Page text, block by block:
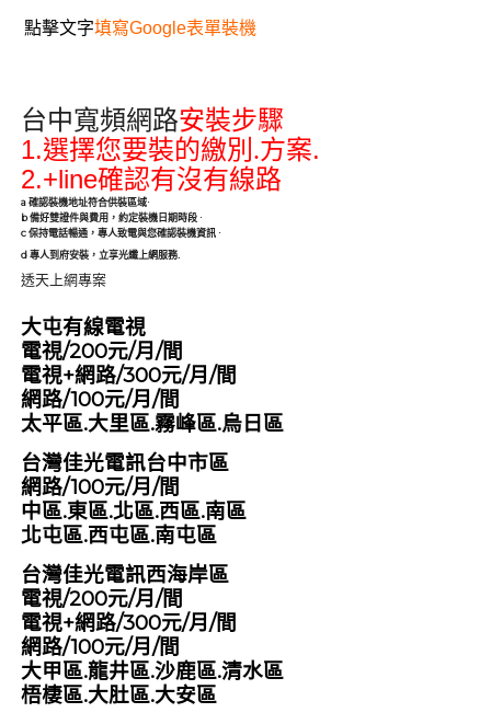
點擊文字填寫Google表單裝機
台中寬頻網路安裝步驟
1.選擇您要裝的繳別.方案.
2.+line確認有沒有線路
a 確認裝機地址符合供裝區域·
b備好雙證件與費用，約定裝機日期時段 ·
c 保持電話暢通，專人致電與您確認裝機資訊 ·
d 專人到府安裝，立享光纖上網服務.
透天上網專案
大屯有線電視
電視/200元/月/間
電視+網路/300元/月/間
網路/100元/月/間
太平區.大里區.霧峰區.烏日區
台灣佳光電訊台中市區
網路/100元/月/間
中區.東區.北區.西區.南區
北屯區.西屯區.南屯區
台灣佳光電訊西海岸區
電視/200元/月/間
電視+網路/300元/月/間
網路/100元/月/間
大甲區.龍井區.沙鹿區.清水區
梧棲區.大肚區.大安區